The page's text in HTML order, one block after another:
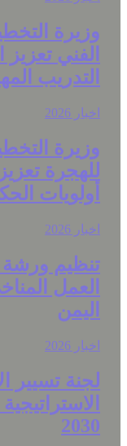
التخطيط
تعزيز
المهني
التخطيط
تعزيز
ورشة
المناخي
تسيير